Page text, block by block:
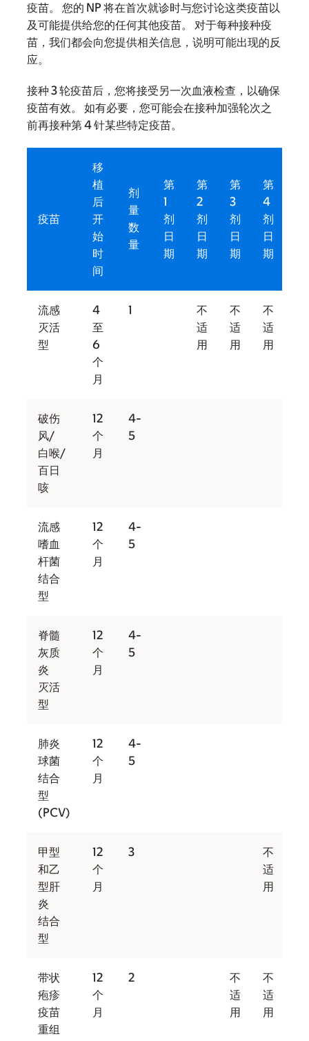
疫苗。 您的 NP 将在首次就诊时与您讨论这类疫苗以
及可能提供给您的任何其他疫苗。 对于每种接种疫
苗，我们都会向您提供相关信息，说明可能出现的反
应。
接种 3 轮疫苗后，您将接受另一次血液检查，以确保
疫苗有效。 如有必要，您可能会在接种加强轮次之
前再接种第 4针某些特定疫苗。
疫苗
移
植
后
开
始
时
间
剂
量
数
量
第
1
剂
日
期
第
2
剂
日
期
第
3
剂
日
期
第
4
剂
日
期
流感
灭活
型
4
至
6
个
月
1
不
适
用
不
适
用
不
适
用
破伤
风/
白喉/
百日
咳
12
个
月
4-
5
流感
嗜血
杆菌
结合
型
12
个
月
4-
5
脊髓
灰质
炎
灭活
型
12
个
月
4-
5
肺炎
球菌
结合
型
(PCV)
12
个
月
4-
5
甲型
和乙
型肝
炎
结合
型
12
个
月
3
不
适
用
带状
疱疹
疫苗
重组
12
个
月
2
不
适
用
不
适
用